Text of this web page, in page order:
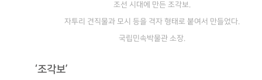
조선 시대에 만든 조각보.
자투리 견직물과 모시 등을 격자 형태로 붙여서 만들었다.
국립민속박물관 소장.
‘조각보’